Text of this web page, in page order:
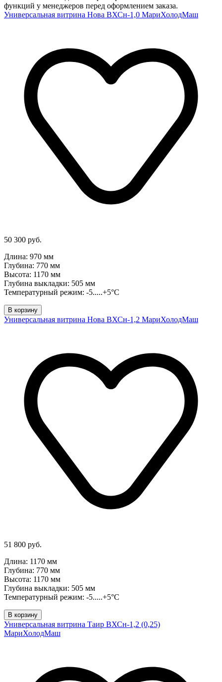
функций у менеджеров перед оформлением заказа.
Универсальная витрина Нова ВХСн-1,0 МариХолодМаш
50 300 руб.
Длина: 970 мм
Глубина: 770 мм
Высота: 1170 мм
Глубина выкладки: 505 мм
Температурный режим: -5.....+5°C
В корзину
Универсальная витрина Нова ВХСн-1,2 МариХолодМаш
51 800 руб.
Длина: 1170 мм
Глубина: 770 мм
Высота: 1170 мм
Глубина выкладки: 505 мм
Температурный режим: -5.....+5°C
В корзину
Универсальная витрина Таир ВХСн-1,2 (0,25)
МариХолодМаш